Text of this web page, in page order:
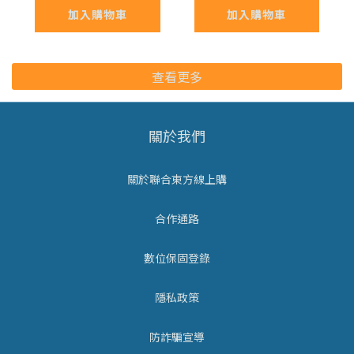
加入購物車 加入購物車
查看更多
關於我們
關於聯合東方線上購
合作通路
數位保固登錄
隱私政策
防詐騙宣導